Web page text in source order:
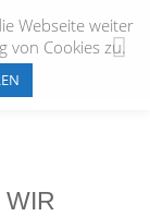
Webseite weiter
von Cookies zu.